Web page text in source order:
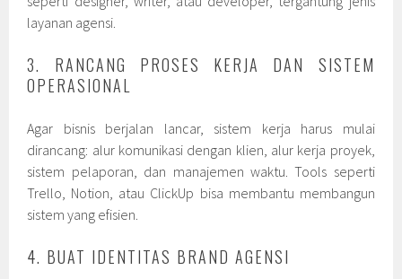
layanan agensi.
3. RANCANG PROSES KERJA DAN SISTEM
OPERASIONAL
Agar bisnis berjalan lancar, sistem kerja harus mulai
dirancang: alur komunikasi dengan klien, alur kerja proyek,
sistem pelaporan, dan manajemen waktu. Tools seperti
Trello, Notion, atau ClickUp bisa membantu membangun
sistem yang efisien.
4. BUAT IDENTITAS BRAND AGENSI